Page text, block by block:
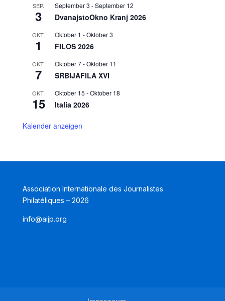
SEP.
3
September 3 -September 12
DvanajstoOkno Kranj 2026
OKT.
1
Oktober 1 -Oktober 3
FILOS 2026
OKT.
7
Oktober 7-Oktober 11
SRBIJAFILA XVI
OKT.
15
Oktober 15 -Oktober 18
Italia 2026
Kalender anzeigen
Association Internationale des Journalistes
Philatéliques – 2026
info@aijp.org